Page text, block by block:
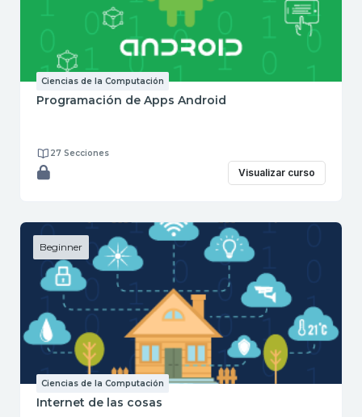
Ciencias de la Computación
Programación de Apps Android
27 Secciones
Visualizar curso
Beginner
Ciencias de la Computación
Internet de las cosas